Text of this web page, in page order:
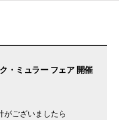
・ミュラー フェア 開催
がございましたら